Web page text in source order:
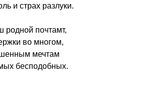
и страх разлуки.
родной почтамт,
во многом,
мечтам
бесподобных.